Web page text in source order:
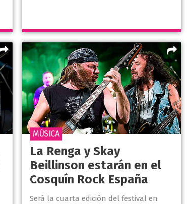
La Renga y Skay
Beillinson estarán en el
Cosquín Rock España
Será la cuarta edición del festival en
MÚSICA